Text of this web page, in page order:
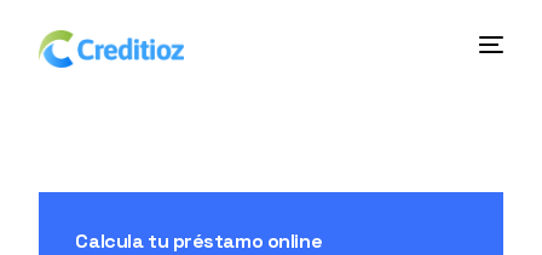
Calcula tu préstamo online